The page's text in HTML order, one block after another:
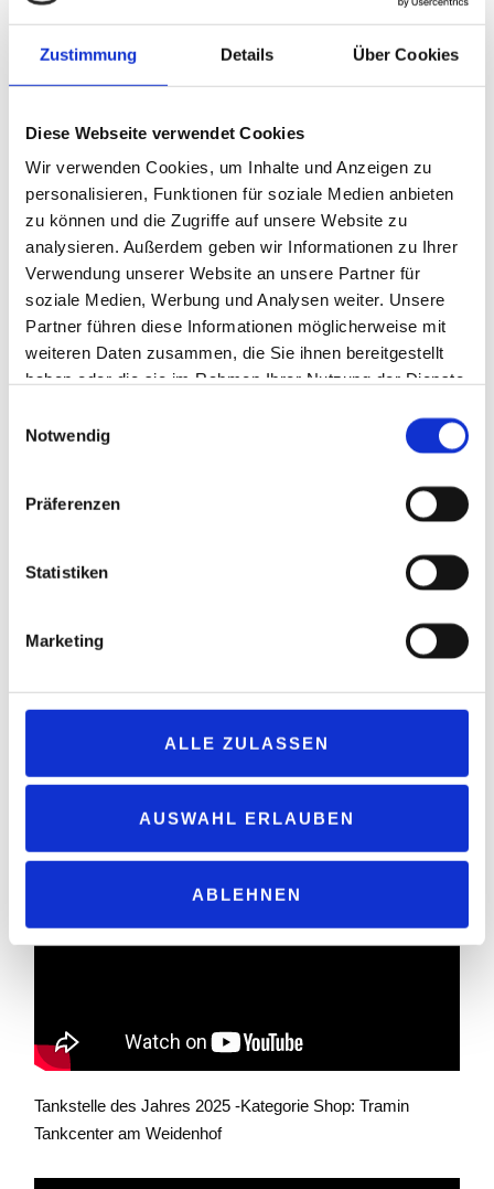
Zustimmung Details Über Cookies
Diese Webseite verwendet Cookies
Wir verwenden Cookies, um Inhalte und Anzeigen zu
personalisieren, Funktionen für soziale Medien anbieten
zu können und die Zugriffe auf unsere Website zu
analysieren. Außerdem geben wir Informationen zu Ihrer
Verwendung unserer Website an unsere Partner für
soziale Medien, Werbung und Analysen weiter. Unsere
Partner führen diese Informationen möglicherweise mit
weiteren Daten zusammen, die Sie ihnen bereitgestellt
haben oder die sie im Rahmen Ihrer Nutzung der Dienste
Notwendig
Präferenzen
Statistiken
Marketing
ALLE ZULASSEN
AUSWAHL ERLAUBEN
ABLEHNEN
am 22. Juni 2026 im Rahmen der
D ie letzte Möglichkeit zur
Mit freundlicher Unterstützung:
Kooperations-Partner:
Die Gewinnertankstellen des Jahres 2025 sind:
Lagotka Tankstelle Ebsdorfergrund
Tankstelle des Jahres 2025 -Kategorie Shop: Tramin
Tankcenter am Weidenhof